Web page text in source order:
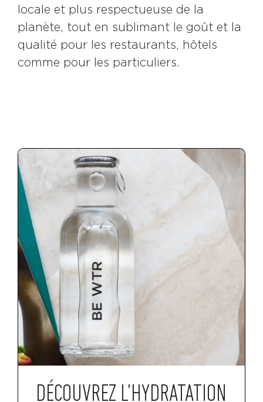
locale et plus respectueuse de la
planète, tout en sublimant le goût et la
qualité pour les restaurants, hôtels
comme pour les particuliers.
DÉCOUVREZ L’HYDRATATION